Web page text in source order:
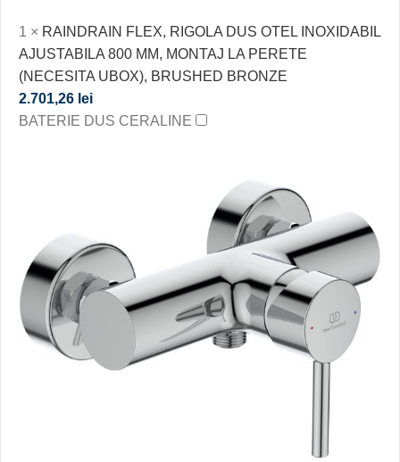
1 × RAINDRAIN FLEX, RIGOLA DUS OTEL INOXIDABIL
AJUSTABILA 800 MM, MONTAJ LA PERETE
(NECESITA UBOX), BRUSHED BRONZE
2.701,26 lei
BATERIE DUS CERALINE